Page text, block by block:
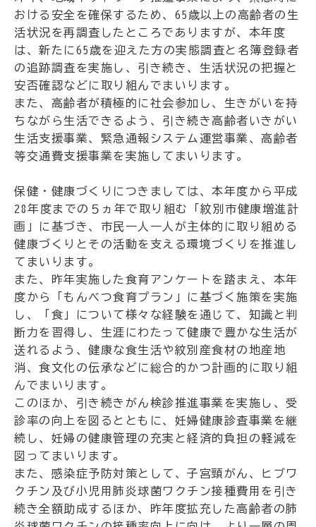
おける安全を確保するため、65歳以上の高齢者の生
活状況を再調査したところでありますが、本年度
は、新たに65歳を迎えた方の実態調査と名簿登録者
の追跡調査を実施し、引き続き、生活状況の把握と
安否確認などに取り組んでまいります。
また、高齢者が積極的に社会参加し、生きがいを持
ちながら生活できるよう、引き続き高齢者いきがい
生活支援事業、緊急通報システム運営事業、高齢者
等交通費支援事業を実施してまいります。
保健・健康づくりにつきましては、本年度から平成
28年度までの５ヵ年で取り組む「紋別市健康増進計
画」に基づき、市民一人一人が主体的に取り組める
健康づくりとその活動を支える環境づくりを推進し
てまいります。
また、昨年実施した食育アンケートを踏まえ、本年
度から「もんべつ食育プラン」に基づく施策を実施
し、「食」について様々な経験を通じて、知識と判
断力を習得し、生涯にわたって健康で豊かな生活が
送れるよう、健康な食生活や紋別産食材の地産地
消、食文化の伝承などに総合的かつ計画的に取り組
んでまいります。
このほか、引き続きがん検診推進事業を実施し、受
診率の向上を図るとともに、妊婦健康診査事業を継
続し、妊婦の健康管理の充実と経済的負担の軽減を
図ってまいります。
また、感染症予防対策として、子宮頸がん、ヒブワ
クチン及び小児用肺炎球菌ワクチン接種費用を引き
続き全額助成するほか、昨年度拡充した高齢者の肺